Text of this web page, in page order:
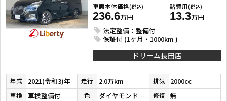
車両本体価格(税込)
236.6万円
諸費用(税込)
13.3万円
法定整備：整備付
保証付 (1ヶ月・1000km )
ドリーム長田店
年式 2021(令和3)年 走行 2.0万km 排気 2000cc
車検 車検整備付 色 ダイヤモンドブラックパール 修復 無